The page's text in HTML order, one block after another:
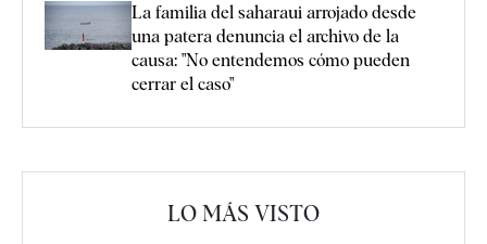
La familia del saharaui arrojado desde
una patera denuncia el archivo de la
causa: "No entendemos cómo pueden
cerrar el caso"
LO MÁS VISTO